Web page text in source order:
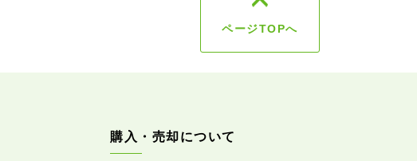
ページTOPへ
購入・売却について